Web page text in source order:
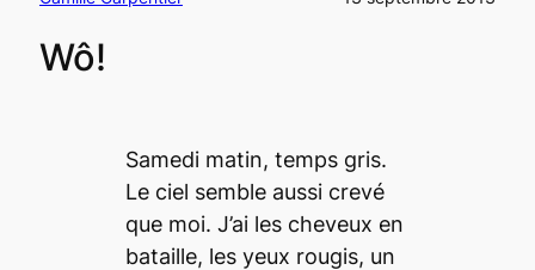
Wô!
Samedi matin, temps gris.
Le ciel semble aussi crevé
que moi. J’ai les cheveux en
bataille, les yeux rougis, un